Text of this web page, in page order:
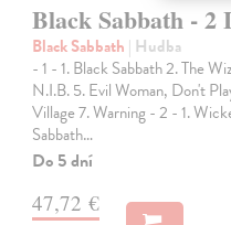
Black Sabbath - 2
Black Sabbath | Hudba
- 1 - 1. Black Sabbath 2. The
N.I.B. 5. Evil Woman, Don't
Village 7. Warning - 2 - 1.
Sabbath…
Do 5 dní
47,72 €